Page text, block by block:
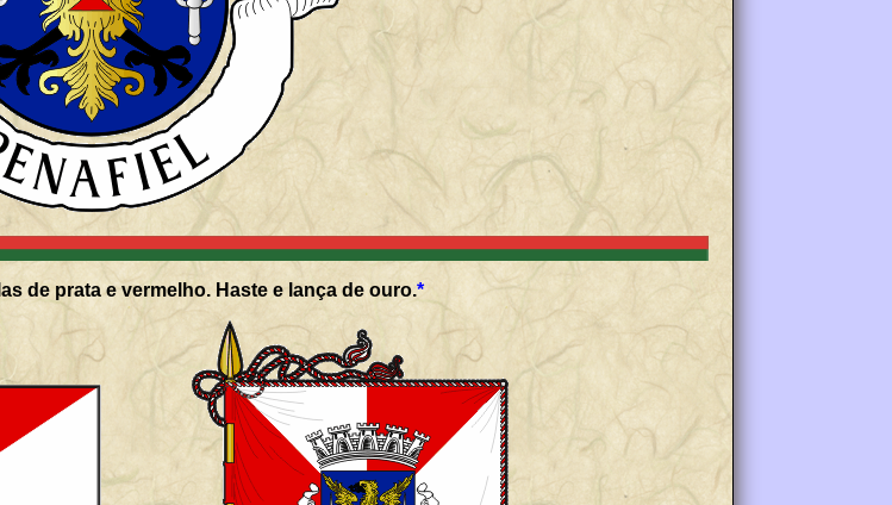
de prata e vermelho. Haste e lança de ouro.*